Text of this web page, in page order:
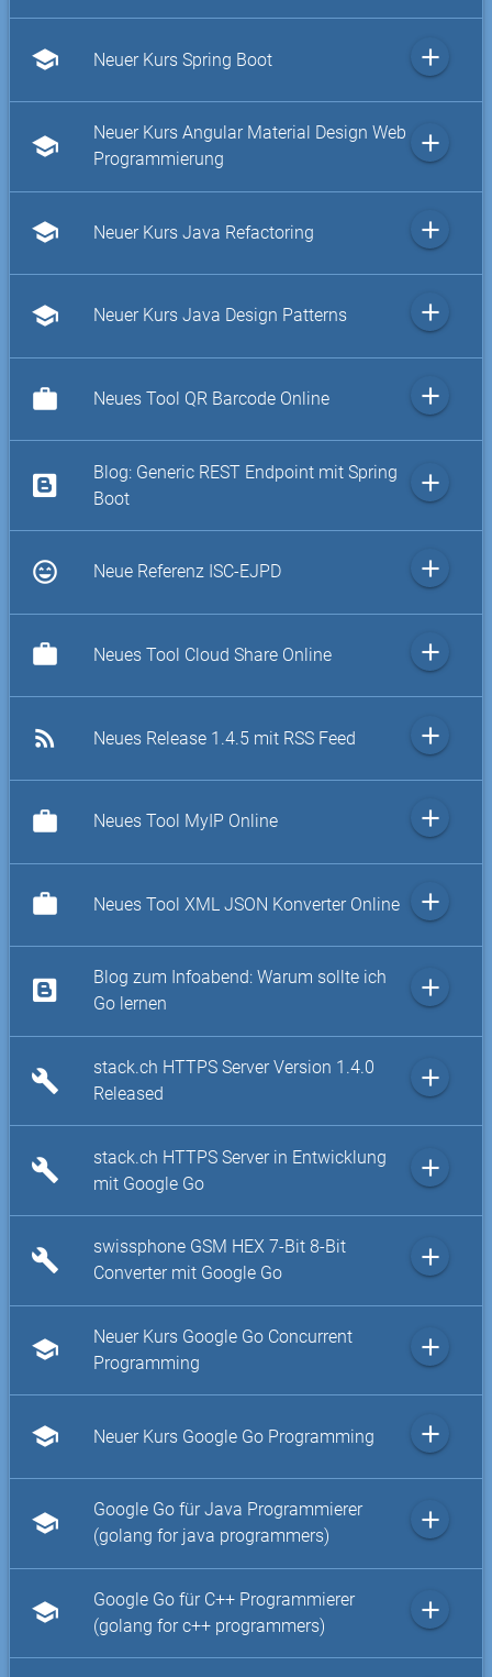
school Neuer Kurs Spring Boot add
school
Neuer Kurs Angular Material Design Web
Programmierung
add
school Neuer Kurs Java Refactoring add
school Neuer Kurs Java Design Patterns add
work Neues Tool QR Barcode Online add
Blog: Generic REST Endpoint mit Spring
Boot
add
sentiment_very_satisfied Neue Referenz ISC-EJPD add
work Neues Tool Cloud Share Online add
rss_feed Neues Release 1.4.5 mit RSS Feed add
work Neues Tool MyIP Online add
work Neues Tool XML JSON Konverter Online add
Blog zum Infoabend: Warum sollte ich
Go lernen
add
build
stack.ch HTTPS Server Version 1.4.0
Released
add
build
stack.ch HTTPS Server in Entwicklung
mit Google Go
add
build
swissphone GSM HEX 7-Bit 8-Bit
Converter mit Google Go
add
school
Neuer Kurs Google Go Concurrent
Programming
add
school Neuer Kurs Google Go Programming add
school
Google Go für Java Programmierer
(golang for java programmers)
add
school
Google Go für C++ Programmierer
(golang for c++ programmers)
add